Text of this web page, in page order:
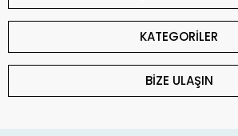
KATEGORİLER
BİZE ULAŞIN